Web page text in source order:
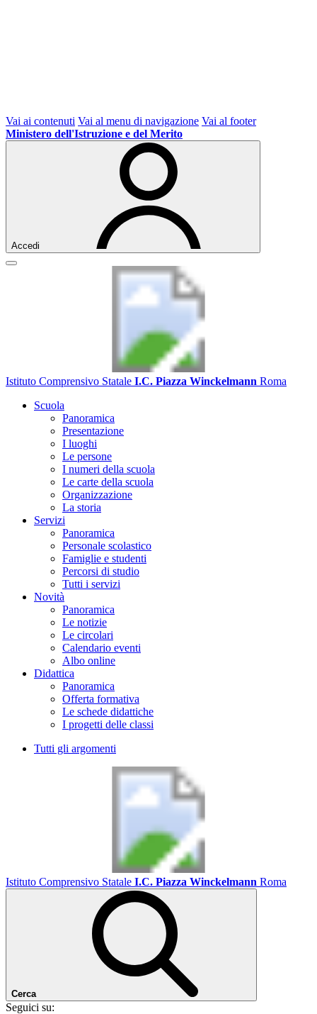
Vai ai contenuti Vai al menu di navigazione Vai al footer
Ministero dell'Istruzione e del Merito
Accedi
Istituto Comprensivo Statale I.C. Piazza Winckelmann Roma
Scuola
Panoramica
Presentazione
I luoghi
Le persone
I numeri della scuola
Le carte della scuola
Organizzazione
La storia
Servizi
Panoramica
Personale scolastico
Famiglie e studenti
Percorsi di studio
Tutti i servizi
Novità
Panoramica
Le notizie
Le circolari
Calendario eventi
Albo online
Didattica
Panoramica
Offerta formativa
Le schede didattiche
I progetti delle classi
Tutti gli argomenti
Istituto Comprensivo Statale I.C. Piazza Winckelmann Roma
Cerca
Seguici su: